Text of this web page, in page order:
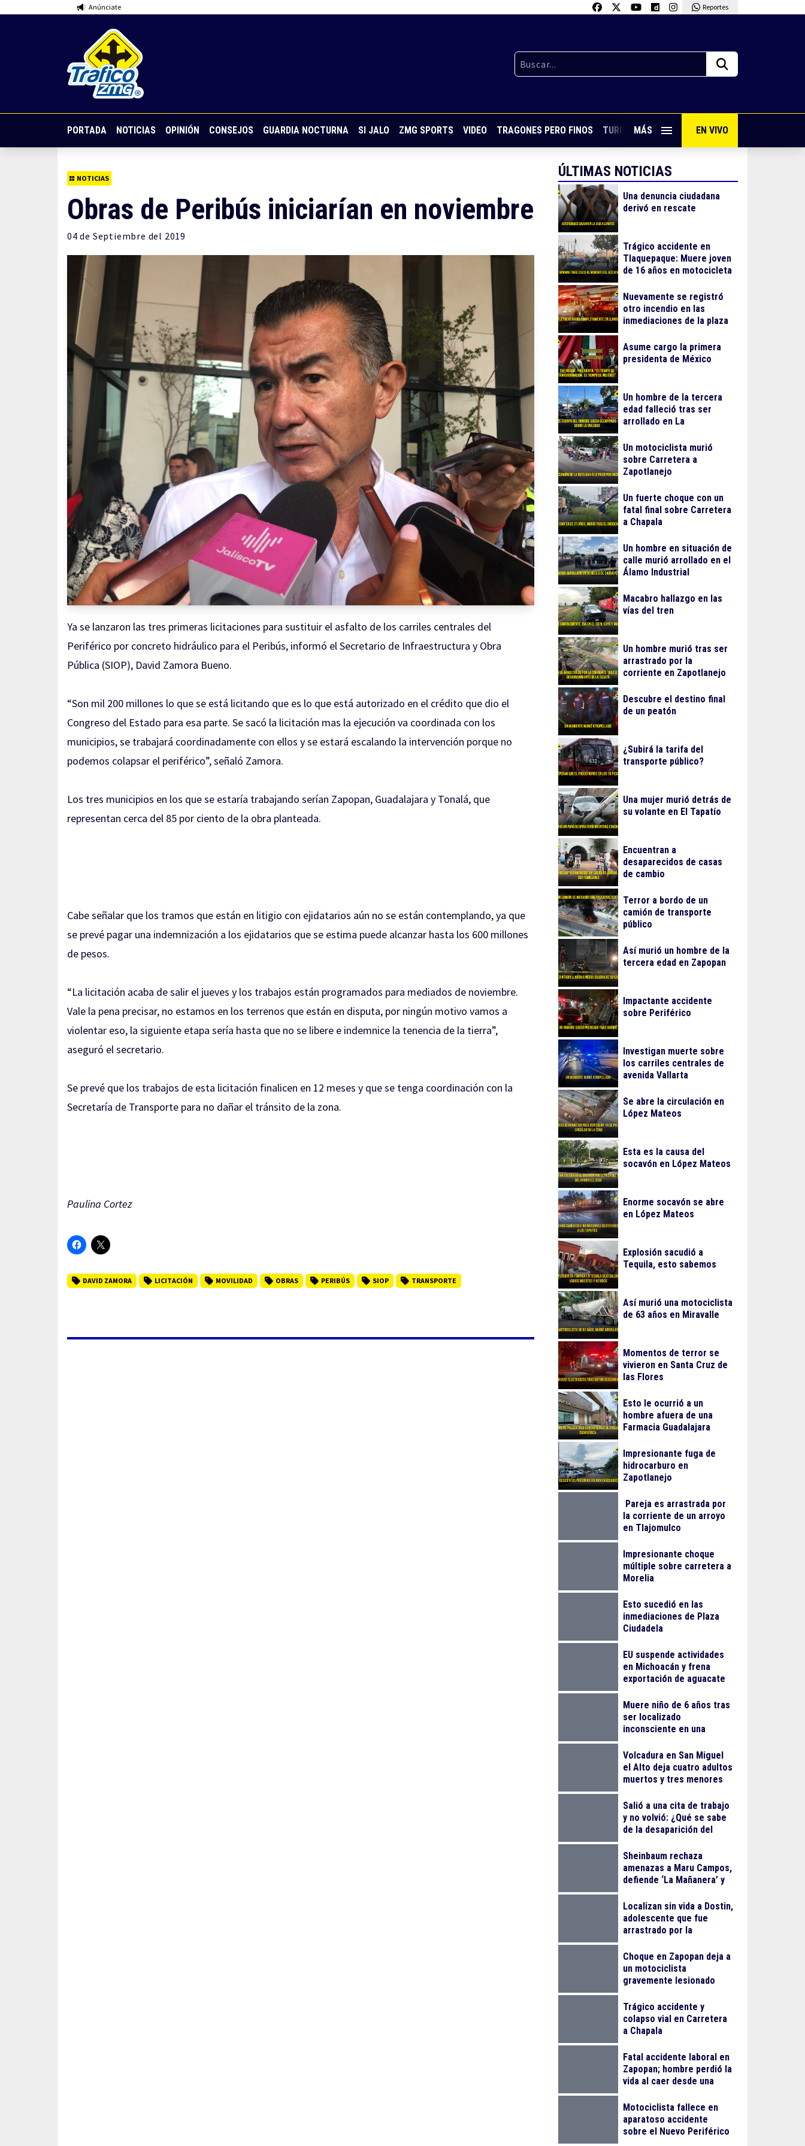
Anúnciate Reportes
PORTADA NOTICIAS OPINIÓN CONSEJOS GUARDIA NOCTURNA SI JALO ZMG SPORTS VIDEO TRAGONES PERO FINOS TURISMO CON SABOR VIVE PUERTO VALLARTA
MÁS EN VIVO
NOTICIAS
Obras de Peribús iniciarían en noviembre
04 de Septiembre del 2019
Ya se lanzaron las tres primeras licitaciones para sustituir el asfalto de los carriles centrales del
Periférico por concreto hidráulico para el Peribús, informó el Secretario de Infraestructura y Obra
Pública (SIOP), David Zamora Bueno.
“Son mil 200 millones lo que se está licitando que es lo que está autorizado en el crédito que dio el
Congreso del Estado para esa parte. Se sacó la licitación mas la ejecución va coordinada con los
municipios, se trabajará coordinadamente con ellos y se estará escalando la intervención porque no
podemos colapsar el periférico”, señaló Zamora.
Los tres municipios en los que se estaría trabajando serían Zapopan, Guadalajara y Tonalá, que
representan cerca del 85 por ciento de la obra planteada.
Cabe señalar que los tramos que están en litigio con ejidatarios aún no se están contemplando, ya que
se prevé pagar una indemnización a los ejidatarios que se estima puede alcanzar hasta los 600 millones
de pesos.
“La licitación acaba de salir el jueves y los trabajos están programados para mediados de noviembre.
Vale la pena precisar, no estamos en los terrenos que están en disputa, por ningún motivo vamos a
violentar eso, la siguiente etapa sería hasta que no se libere e indemnice la tenencia de la tierra”,
aseguró el secretario.
Se prevé que los trabajos de esta licitación finalicen en 12 meses y que se tenga coordinación con la
Secretaría de Transporte para no dañar el tránsito de la zona.
Paulina Cortez
DAVID ZAMORA LICITACIÓN MOVILIDAD OBRAS PERIBÚS SIOP TRANSPORTE
ÚLTIMAS NOTICIAS
Una denuncia ciudadana
derivó en rescate
Trágico accidente en
Tlaquepaque: Muere joven
de 16 años en motocicleta
Nuevamente se registró
otro incendio en las
inmediaciones de la plaza
Asume cargo la primera
presidenta de México
Un hombre de la tercera
edad falleció tras ser
arrollado en La
Un motociclista murió
sobre Carretera a
Zapotlanejo
Un fuerte choque con un
fatal final sobre Carretera
a Chapala
Un hombre en situación de
calle murió arrollado en el
Álamo Industrial
Macabro hallazgo en las
vías del tren
Un hombre murió tras ser
arrastrado por la
corriente en Zapotlanejo
Descubre el destino final
de un peatón
¿Subirá la tarifa del
transporte público?
Una mujer murió detrás de
su volante en El Tapatío
Encuentran a
desaparecidos de casas
de cambio
Terror a bordo de un
camión de transporte
público
Así murió un hombre de la
tercera edad en Zapopan
Impactante accidente
sobre Periférico
Investigan muerte sobre
los carriles centrales de
avenida Vallarta
Se abre la circulación en
López Mateos
Esta es la causa del
socavón en López Mateos
Enorme socavón se abre
en López Mateos
Explosión sacudió a
Tequila, esto sabemos
Así murió una motociclista
de 63 años en Miravalle
Momentos de terror se
vivieron en Santa Cruz de
las Flores
Esto le ocurrió a un
hombre afuera de una
Farmacia Guadalajara
Impresionante fuga de
hidrocarburo en
Zapotlanejo
Pareja es arrastrada por
la corriente de un arroyo
en Tlajomulco
Impresionante choque
múltiple sobre carretera a
Morelia
Esto sucedió en las
inmediaciones de Plaza
Ciudadela
EU suspende actividades
en Michoacán y frena
exportación de aguacate
Muere niño de 6 años tras
ser localizado
inconsciente en una
Volcadura en San Miguel
el Alto deja cuatro adultos
muertos y tres menores
Salió a una cita de trabajo
y no volvió: ¿Qué se sabe
de la desaparición del
Cabezas Talavera?
Sheinbaum rechaza
amenazas a Maru Campos,
defiende ‘La Mañanera’ y
de Reforestación
Localizan sin vida a Dostin,
adolescente que fue
arrastrado por la
de Oblatos
Choque en Zapopan deja a
un motociclista
gravemente lesionado
Trágico accidente y
colapso vial en Carretera
a Chapala
Fatal accidente laboral en
Zapopan; hombre perdió la
vida al caer desde una
Motociclista fallece en
aparatoso accidente
sobre el Nuevo Periférico